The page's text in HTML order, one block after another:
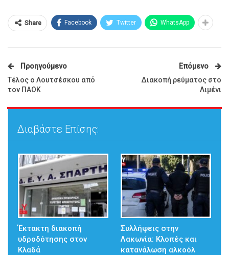
Share Facebook Twitter WhatsApp
Προηγούμενο
Τέλος ο Λουτσέσκου από
τον ΠΑΟΚ
Επόμενο
Διακοπή ρεύματος στο
Λιμένι
Διαβάστε Επίσης:
Έκτακτη διακοπή
υδροδότησης στον
Κλαδά
Συλλήψεις στην
Λακωνία: Κλοπές και
κατανάλωση αλκοόλ